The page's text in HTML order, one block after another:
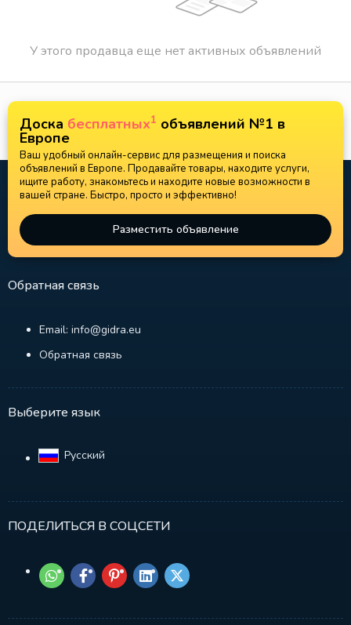
У этого продавца еще нет активных объявлений
Доска бесплатных1 объявлений №1 в
Европе
Ваш удобный онлайн-сервис для размещения и поиска
объявлений в Европе. Продавайте товары, находите услуги,
ищите работу, знакомьтесь и находите новые возможности в
вашей стране. Быстро, просто и эффективно!
Разместить объявление
Обратная связь
Email: info@gidra.eu
Обратная связь
Выберите язык
Русский‎
ПОДЕЛИТЬСЯ В СОЦСЕТИ